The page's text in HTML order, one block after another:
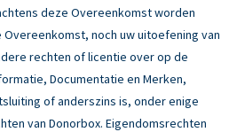
deze Overeenkomst worden
noch uw uitoefening van
rechten of licentie over op de
Documentatie en Merken,
of anderszins is, onder enige
van Donorbox. Eigendomsrechten